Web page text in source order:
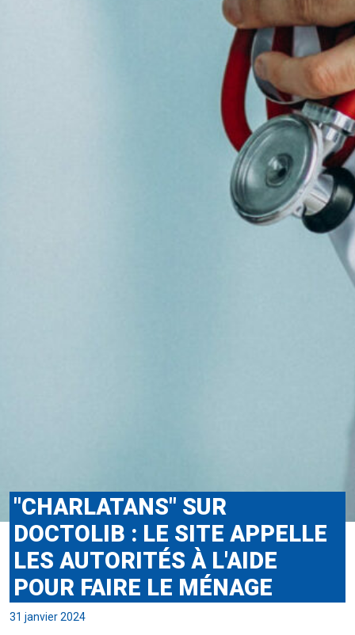
"CHARLATANS" SUR
DOCTOLIB : LE SITE APPELLE
LES AUTORITÉS À L'AIDE
POUR FAIRE LE MÉNAGE
31 janvier 2024